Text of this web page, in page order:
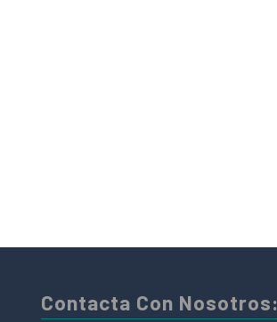
Contacta Con Nosotros: